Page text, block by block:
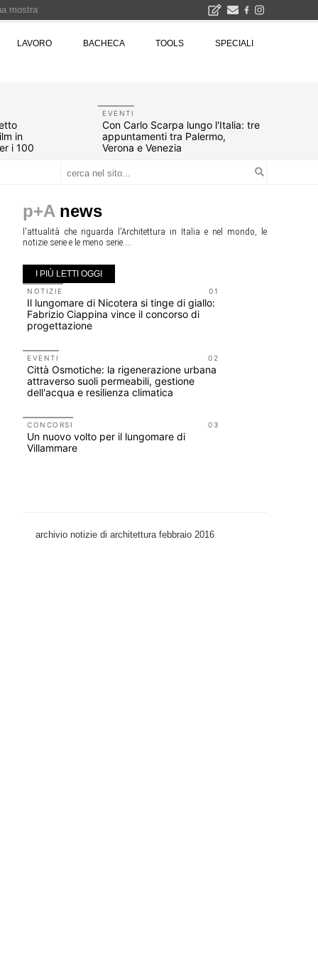
LAVORO BACHECA TOOLS SPECIALI
in
i 100
EVENTI
Con Carlo Scarpa lungo l'Italia: tre
appuntamenti tra Palermo,
Verona e Venezia
p+A news
l'attualità che riguarda l'Architettura in Italia e nel mondo, le
notizie serie e le meno serie....
I PIÙ LETTI OGGI
01
NOTIZIE
Il lungomare di Nicotera si tinge di giallo:
Fabrizio Ciappina vince il concorso di
progettazione
02
EVENTI
Città Osmotiche: la rigenerazione urbana
attraverso suoli permeabili, gestione
dell'acqua e resilienza climatica
03
CONCORSI
Un nuovo volto per il lungomare di
Villammare
archivio notizie di architettura febbraio 2016
mostra